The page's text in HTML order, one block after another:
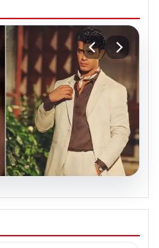
olay! Babası suç
‘Kızımla reşit